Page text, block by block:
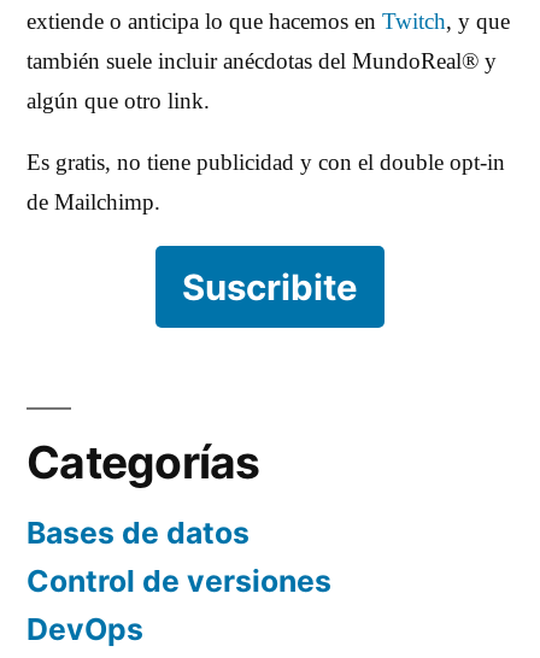
extiende o anticipa lo que hacemos en Twitch, y que
también suele incluir anécdotas del MundoReal® y
algún que otro link.
Es gratis, no tiene publicidad y con el double opt-in
de Mailchimp.
Suscribite
Categorías
Bases de datos
Control de versiones
DevOps